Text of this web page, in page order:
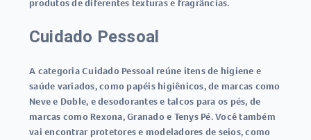
produtos de diferentes texturas e fragrâncias.
Cuidado Pessoal
A categoria Cuidado Pessoal reúne itens de higiene e
saúde variados, como papéis higiênicos, de marcas como
Neve e Doble, e desodorantes e talcos para os pés, de
marcas como Rexona, Granado e Tenys Pé. Você também
vai encontrar protetores e modeladores de seios, como